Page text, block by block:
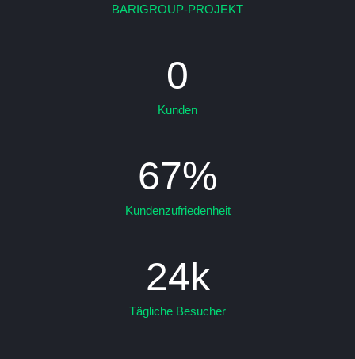
BARIGROUP-PROJEKT​
Kunden
0
Kundenzufriedenheit
67%
Tägliche Besucher
24k